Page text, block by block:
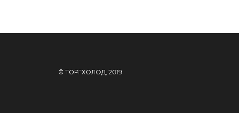
© ТОРГХОЛОД, 2019